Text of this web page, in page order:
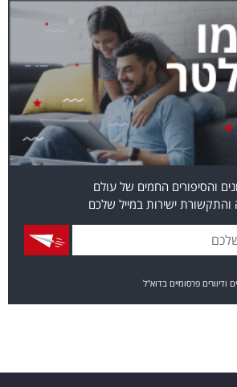
והסיפורים החמים של עולם
והתקשורת ישירות במייל שלכם
ודיוורים פרסומיים בדוא"ל